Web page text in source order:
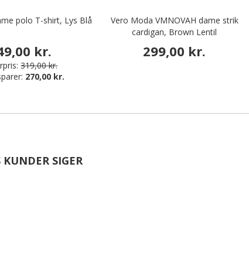
polo T-shirt, Lys Blå
kr.
319,00 kr.
270,00 kr.
Vero Moda VMNOVAH dame strik
cardigan, Brown Lentil
299,00 kr.
KUNDER SIGER